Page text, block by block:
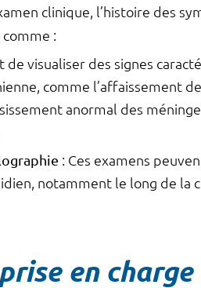
clinique, l’histoire des
:
de visualiser des signes
comme l’affaissement
anormal des
: Ces examens
notamment le long de la
en